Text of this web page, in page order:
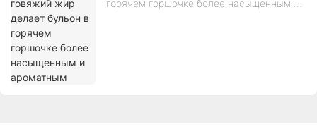
горячем горшочке более насыщенным и